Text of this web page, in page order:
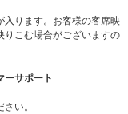
ります。お客様の客席映
りこむ場合がございますの
ーサポート
い。